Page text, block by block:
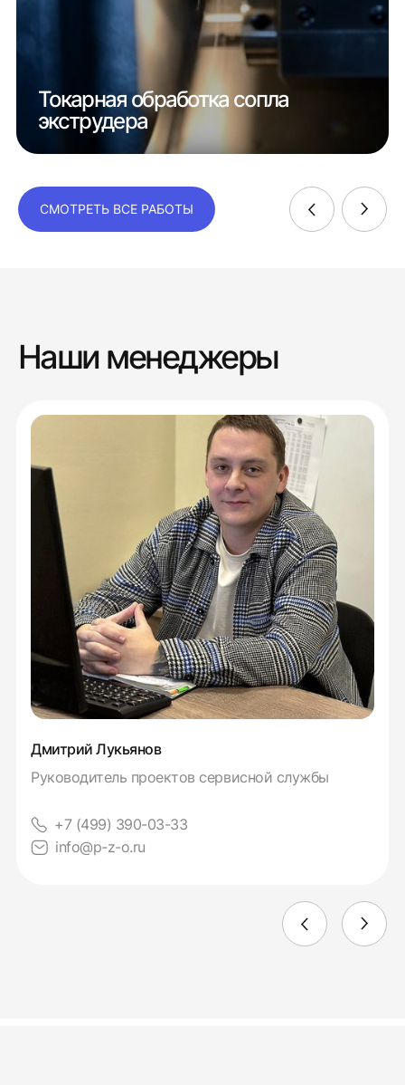
Токарная обработка сопла
экструдера
СМОТРЕТЬ ВСЕ РАБОТЫ
Наши менеджеры
Дмитрий Лукьянов
Руководитель проектов сервисной службы
+7 (499) 390-03-33
info@p-z-o.ru